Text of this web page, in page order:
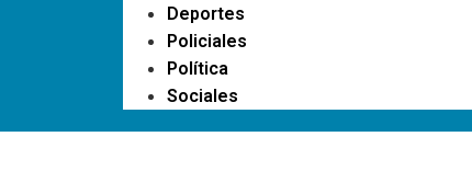
Deportes
Policiales
Política
Sociales